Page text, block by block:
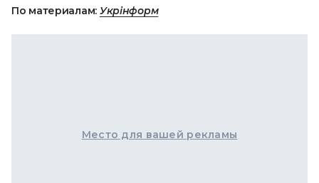
По материалам: Укрінформ
Место для вашей рекламы